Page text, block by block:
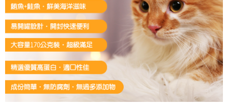
權轉讓予恩沛科技股份有限公司。
２．關於個人資料處理事宜，請瀏覽以下網址：
https://aftee.tw/terms/#terms3
３．未成年的使用者請事先徵得法定代理人或監護人之同意方可使用
「AFTEE先享後付」，若未經同意申辦者引起之損失，本公司不負相關責
任。
４．使用「AFTEE先享後付」時，將依據個別帳號之用戶狀況，依本公司即
時審查核予不同之上限額度；若仍有額度不足之情形，本公司將視審查結果
５．嚴禁一人註冊多個帳號或使用他人資訊註冊。若發現惡意使用之情形，
恩沛科技股份有限公司將有權停止該用戶之使用額度並採取法律行動。